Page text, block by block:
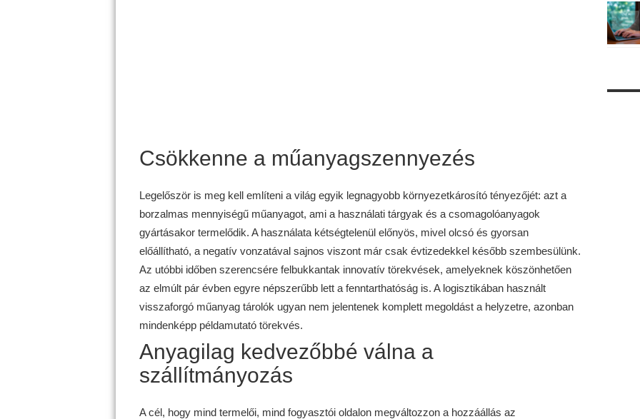
Csökkenne a műanyagszennyezés
Legelőször is meg kell említeni a világ egyik legnagyobb környezetkárosító tényezőjét: azt a
borzalmas mennyiségű műanyagot, ami a használati tárgyak és a csomagolóanyagok
gyártásakor termelődik. A használata kétségtelenül előnyös, mivel olcsó és gyorsan
előállítható, a negatív vonzatával sajnos viszont már csak évtizedekkel később szembesülünk.
Az utóbbi időben szerencsére felbukkantak innovatív törekvések, amelyeknek köszönhetően
az elmúlt pár évben egyre népszerűbb lett a fenntarthatóság is. A logisztikában használt
visszaforgó műanyag tárolók ugyan nem jelentenek komplett megoldást a helyzetre, azonban
mindenképp példamutató törekvés.
Anyagilag kedvezőbbé válna a
szállítmányozás
A cél, hogy mind termelői, mind fogyasztói oldalon megváltozzon a hozzáállás az